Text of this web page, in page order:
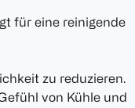
für eine reinigende
zu reduzieren.
von Kühle und